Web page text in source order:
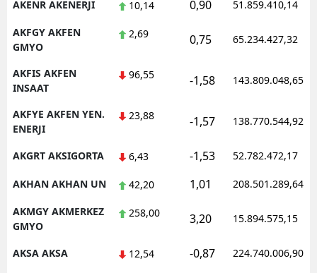
AKENR AKENERJI 10,14 0,90 51.859.410,14
AKFGY AKFEN
GMYO
2,69 0,75 65.234.427,32
AKFIS AKFEN
INSAAT
96,55 -1,58 143.809.048,65
AKFYE AKFEN YEN.
ENERJI
23,88 -1,57 138.770.544,92
AKGRT AKSIGORTA 6,43 -1,53 52.782.472,17
AKHAN AKHAN UN 42,20 1,01 208.501.289,64
AKMGY AKMERKEZ
GMYO
258,00 3,20 15.894.575,15
AKSA AKSA 12,54 -0,87 224.740.006,90